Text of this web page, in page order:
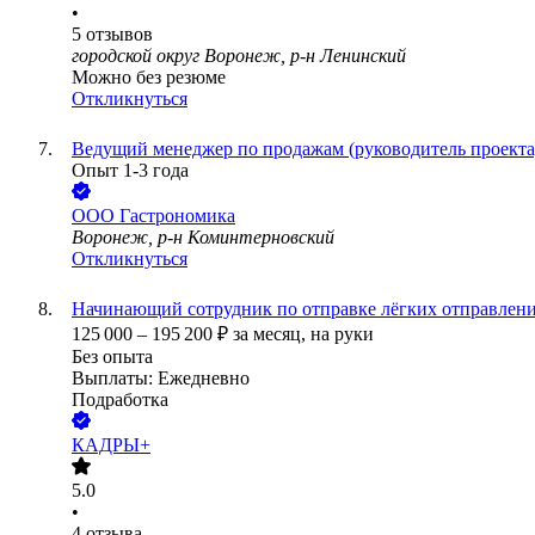
•
5 отзывов
городской округ Воронеж, р-н Ленинский
Можно без резюме
Откликнуться
Ведущий менеджер по продажам (руководитель
Опыт 1-3 года
ООО Гастрономика
Воронеж, р-н Коминтерновский
Откликнуться
Начинающий сотрудник по отправке лёгких
125 000 – 195 200 ₽ за месяц, на руки
Без опыта
Выплаты: Ежедневно
Подработка
КАДРЫ+
5.0
•